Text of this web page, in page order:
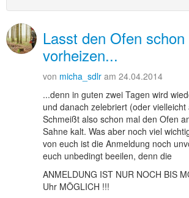
Lasst den Ofen schon
vorheizen...
von micha_sdlr am 24.04.2014
...denn in guten zwei Tagen wird
und danach zelebriert (oder
Schmeißt also schon mal den Ofen
Sahne kalt. Was aber noch viel
von euch ist die Anmeldung noch
euch unbedingt beeilen, denn die
ANMELDUNG IST NUR NOCH BIS
Uhr MÖGLICH !!!